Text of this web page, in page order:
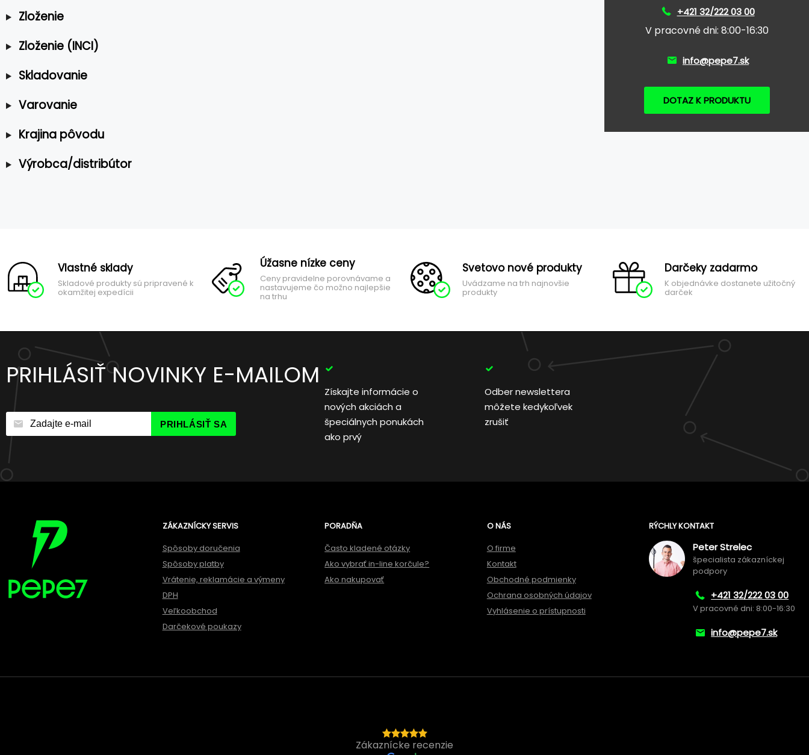
Zloženie
Zloženie (INCI)
Skladovanie
Varovanie
Krajina pôvodu
Výrobca/distribútor
+421 32/222 03 00
V pracovné dni: 8:00-16:30
info@pepe7.sk
DOTAZ K PRODUKTU
Vlastné sklady
Skladové produkty sú pripravené k
okamžitej expedícii
Úžasne nízke ceny
Ceny pravidelne porovnávame a
nastavujeme čo možno najlepšie
na trhu
Svetovo nové produkty
Uvádzame na trh najnovšie
produkty
Darčeky zadarmo
K objednávke dostanete užitočný
darček
PRIHLÁSIŤ NOVINKY E-MAILOM
PRIHLÁSIŤ SA
Získajte informácie o
nových akciách a
špeciálnych ponukách
ako prvý
Odber newslettera
môžete kedykoľvek
zrušiť
ZÁKAZNÍCKY SERVIS
Spôsoby doručenia
Spôsoby platby
Vrátenie, reklamácie a výmeny
DPH
Veľkoobchod
Darčekové poukazy
PORADŇA
Často kladené otázky
Ako vybrať in-line korčule?
Ako nakupovať
O NÁS
O firme
Kontakt
Obchodné podmienky
Ochrana osobných údajov
Vyhlásenie o prístupnosti
RÝCHLY KONTAKT
Peter Strelec
špecialista zákazníckej
podpory
+421 32/222 03 00
V pracovné dni: 8:00-16:30
info@pepe7.sk
Zákaznícke recenzie